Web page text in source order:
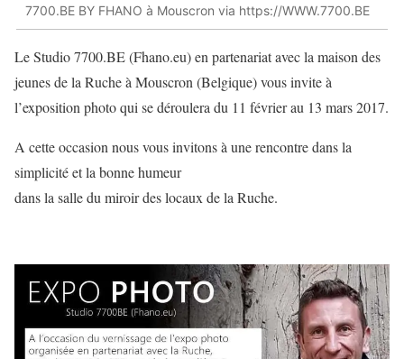
7700.BE BY FHANO à Mouscron via https://WWW.7700.BE
Le Studio 7700.BE (Fhano.eu) en partenariat avec la maison des
jeunes de la Ruche à Mouscron (Belgique) vous invite à
l’exposition photo qui se déroulera du 11 février au 13 mars 2017.
A cette occasion nous vous invitons à une rencontre dans la
simplicité et la bonne humeur
dans la salle du miroir des locaux de la Ruche.